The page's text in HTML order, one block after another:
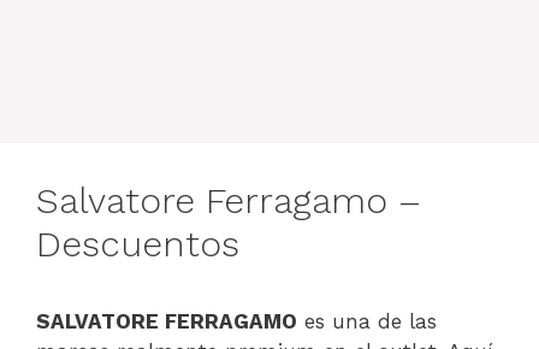
Salvatore Ferragamo –
Descuentos
SALVATORE FERRAGAMO es una de las